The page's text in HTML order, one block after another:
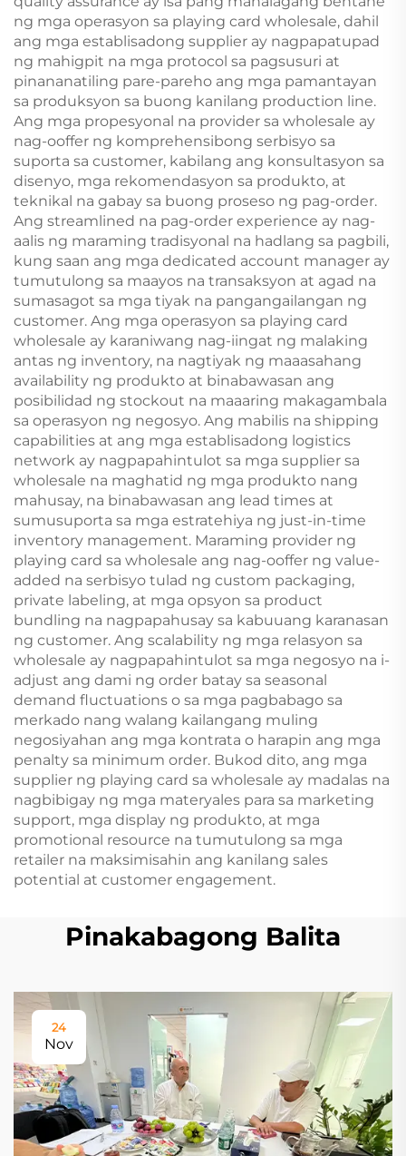
ng mga operasyon sa playing card wholesale, dahil
ang mga establisadong supplier ay nagpapatupad
ng mahigpit na mga protocol sa pagsusuri at
pinananatiling pare-pareho ang mga pamantayan
sa produksyon sa buong kanilang production line.
Ang mga propesyonal na provider sa wholesale ay
nag-ooffer ng komprehensibong serbisyo sa
suporta sa customer, kabilang ang konsultasyon sa
disenyo, mga rekomendasyon sa produkto, at
teknikal na gabay sa buong proseso ng pag-order.
Ang streamlined na pag-order experience ay nag-
aalis ng maraming tradisyonal na hadlang sa pagbili,
kung saan ang mga dedicated account manager ay
tumutulong sa maayos na transaksyon at agad na
sumasagot sa mga tiyak na pangangailangan ng
customer. Ang mga operasyon sa playing card
wholesale ay karaniwang nag-iingat ng malaking
antas ng inventory, na nagtiyak ng maaasahang
availability ng produkto at binabawasan ang
posibilidad ng stockout na maaaring makagambala
sa operasyon ng negosyo. Ang mabilis na shipping
capabilities at ang mga establisadong logistics
network ay nagpapahintulot sa mga supplier sa
wholesale na maghatid ng mga produkto nang
mahusay, na binabawasan ang lead times at
sumusuporta sa mga estratehiya ng just-in-time
inventory management. Maraming provider ng
playing card sa wholesale ang nag-ooffer ng value-
added na serbisyo tulad ng custom packaging,
private labeling, at mga opsyon sa product
bundling na nagpapahusay sa kabuuang karanasan
ng customer. Ang scalability ng mga relasyon sa
wholesale ay nagpapahintulot sa mga negosyo na i-
adjust ang dami ng order batay sa seasonal
demand fluctuations o sa mga pagbabago sa
merkado nang walang kailangang muling
negosiyahan ang mga kontrata o harapin ang mga
penalty sa minimum order. Bukod dito, ang mga
supplier ng playing card sa wholesale ay madalas na
nagbibigay ng mga materyales para sa marketing
support, mga display ng produkto, at mga
promotional resource na tumutulong sa mga
retailer na maksimisahin ang kanilang sales
potential at customer engagement.
Pinakabagong Balita
24
Nov